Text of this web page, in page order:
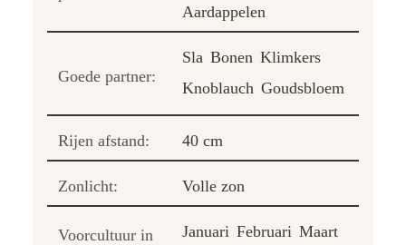
Aardappelen
Goede partner:
Sla Bonen Klimkers
Knoblauch Goudsbloem
Rijen afstand: 40 cm
Zonlicht: Volle zon
Voorcultuur in
Januari Februari Maart